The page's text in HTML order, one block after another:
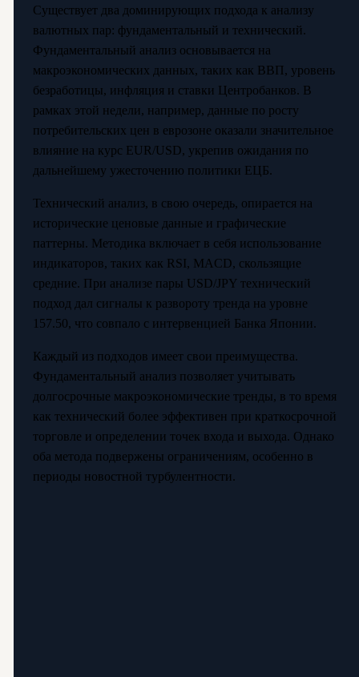
Существует два доминирующих подхода к анализу
валютных пар: фундаментальный и технический.
Фундаментальный анализ основывается на
макроэкономических данных, таких как ВВП, уровень
безработицы, инфляция и ставки Центробанков. В
рамках этой недели, например, данные по росту
потребительских цен в еврозоне оказали значительное
влияние на курс EUR/USD, укрепив ожидания по
дальнейшему ужесточению политики ЕЦБ.
Технический анализ, в свою очередь, опирается на
исторические ценовые данные и графические
паттерны. Методика включает в себя использование
индикаторов, таких как RSI, MACD, скользящие
средние. При анализе пары USD/JPY технический
подход дал сигналы к развороту тренда на уровне
157.50, что совпало с интервенцией Банка Японии.
Каждый из подходов имеет свои преимущества.
Фундаментальный анализ позволяет учитывать
долгосрочные макроэкономические тренды, в то время
как технический более эффективен при краткосрочной
торговле и определении точек входа и выхода. Однако
оба метода подвержены ограничениям, особенно в
периоды новостной турбулентности.